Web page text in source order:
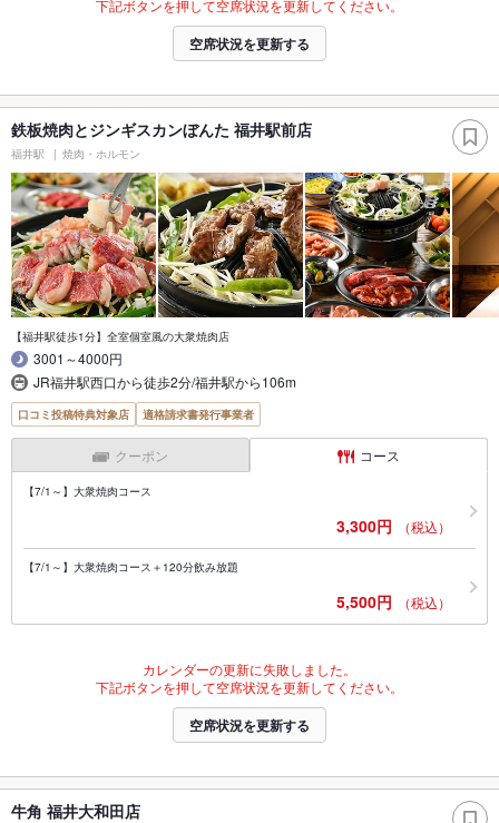
下記ボタンを押して空席状況を更新してください。
空席状況を更新する
鉄板焼肉とジンギスカンぼんた 福井駅前店
福井駅 焼肉・ホルモン
【福井駅徒歩1分】全室個室風の大衆焼肉店
3001～4000円
JR福井駅西口から徒歩2分/福井駅から106m
口コミ投稿特典対象店 適格請求書発行事業者
クーポン コース
【7/1～】大衆焼肉コース
3,300円 （税込）
【7/1～】大衆焼肉コース＋120分飲み放題
5,500円 （税込）
カレンダーの更新に失敗しました。
下記ボタンを押して空席状況を更新してください。
空席状況を更新する
牛角 福井大和田店